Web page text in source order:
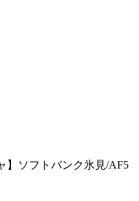
】ソフトバンク氷見/AF5